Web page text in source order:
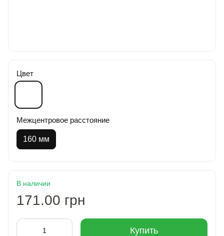
Цвет
Межцентровое расстояние
160 мм
В наличии
171.00 грн
Купить